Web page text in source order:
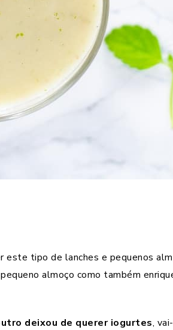
este tipo de lanches e pequenos
almoço como também
deixou de querer iogurtes,